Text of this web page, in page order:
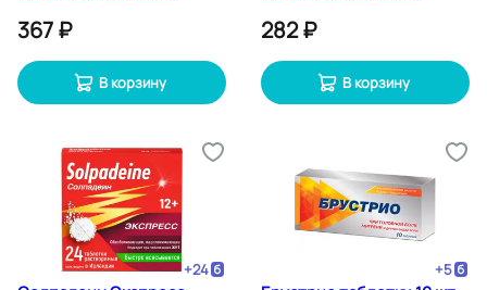
367 ₽
В корзину
282 ₽
В корзину
+24 +5